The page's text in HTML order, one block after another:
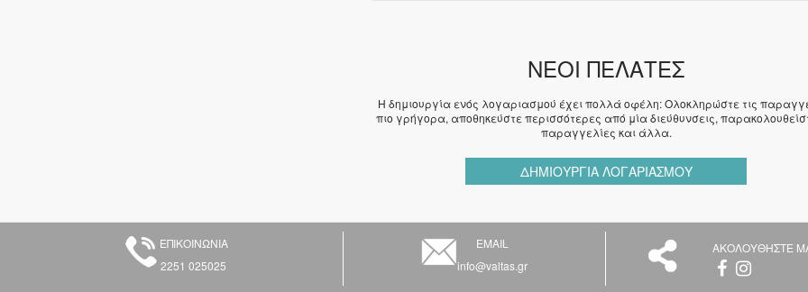
ΝΈΟΙ ΠΕΛΆΤΕΣ
Η δημιουργία ενός λογαριασμού έχει πολλά οφέλη: Ολοκληρώστε τις
πιο γρήγορα, αποθηκεύστε περισσότερες από μία διεύθυνσεις,
παραγγελίες και άλλα.
ΔΗΜΙΟΥΡΓΊΑ ΛΟΓΑΡΙΑΣΜΟΎ
ΕΠΙΚΟΙΝΩΝΙΑ
2251 025025
EMAIL
info@valtas.gr
ΑΚΟΛΟΥΘΗΣΤΕ